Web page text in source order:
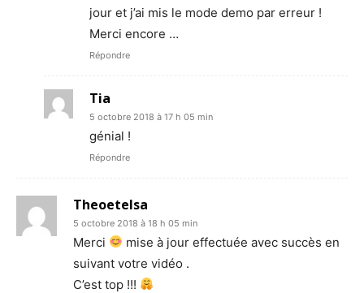
jour et j’ai mis le mode demo par erreur !
Merci encore …
Répondre
Tia
5 octobre 2018 à 17 h 05 min
génial !
Répondre
Theoetelsa
5 octobre 2018 à 18 h 05 min
Merci
mise à jour effectuée avec succès en
suivant votre vidéo .
C’est top !!!